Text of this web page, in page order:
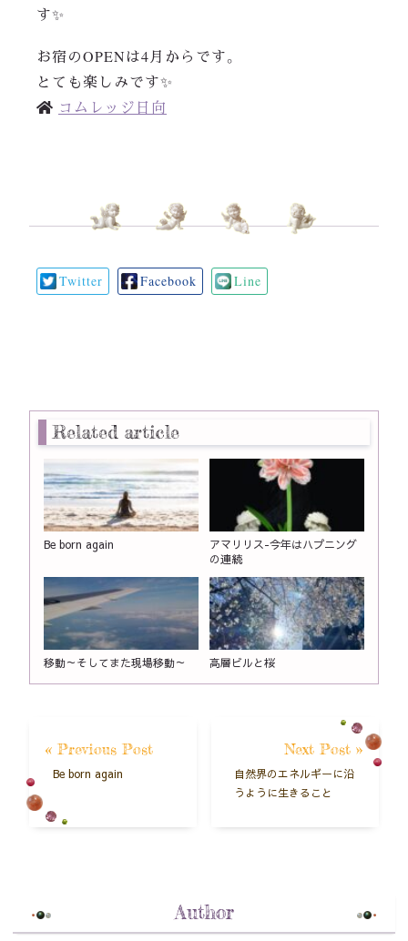
す✨
お宿のOPENは4月からです。
とても楽しみです✨
コムレッジ日向
Twitter Facebook Line
Related article
Be born again
アマリリス-今年はハプニング
の連続
移動～そしてまた現場移動～ 高層ビルと桜
« Previous Post
Be born again
Next Post »
自然界のエネルギーに沿
うように生きること
Author